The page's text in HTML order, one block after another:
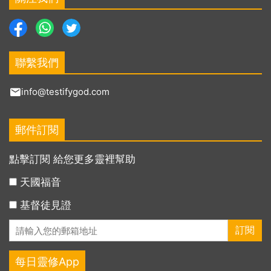
聯繫我們
info@testifygod.com
郵件訂閱
點擊訂閱 給您更多靈裡幫助
天國福音
基督徒見證
每日靈修App